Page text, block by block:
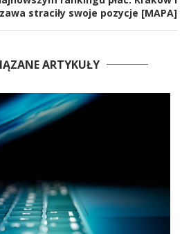
straciły swoje pozycje [MAPA]
ARTYKUŁY